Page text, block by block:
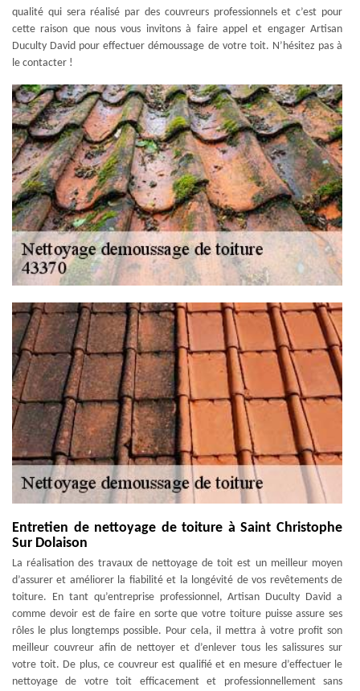
qualité qui sera réalisé par des couvreurs professionnels et c’est pour
cette raison que nous vous invitons à faire appel et engager Artisan
Duculty David pour effectuer démoussage de votre toit. N’hésitez pas à
le contacter !
Entretien de nettoyage de toiture à Saint Christophe
Sur Dolaison
La réalisation des travaux de nettoyage de toit est un meilleur moyen
d’assurer et améliorer la fiabilité et la longévité de vos revêtements de
toiture. En tant qu’entreprise professionnel, Artisan Duculty David a
comme devoir est de faire en sorte que votre toiture puisse assure ses
rôles le plus longtemps possible. Pour cela, il mettra à votre profit son
meilleur couvreur afin de nettoyer et d’enlever tous les salissures sur
votre toit. De plus, ce couvreur est qualifié et en mesure d’effectuer le
nettoyage de votre toit efficacement et professionnellement sans